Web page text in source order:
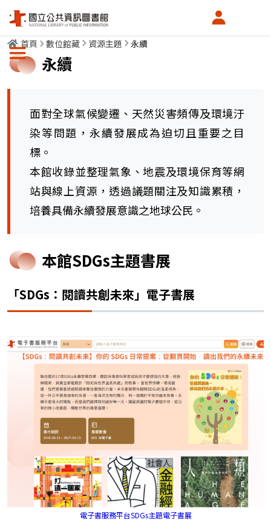
會員中心
選單按鈕
首頁 數位館藏 資源主題 永續
永續
面對全球氣候變遷、天然災害頻傳及環境汙
染等問題，永續發展成為迫切且重要之目
標。
本館收錄並整理氣象、地震及環境保育等網
站與線上資源，透過議題關注及知識累積，
培養具備永續發展意識之地球公民。
本館SDGs主題書展
「SDGs：閱讀共創未來」電子書展
電子書服務平台SDGs主題電子書展